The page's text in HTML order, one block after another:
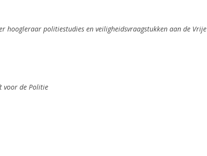
hoogleraar politiestudies en veiligheidsvraagstukken aan de Vrije
voor de Politie